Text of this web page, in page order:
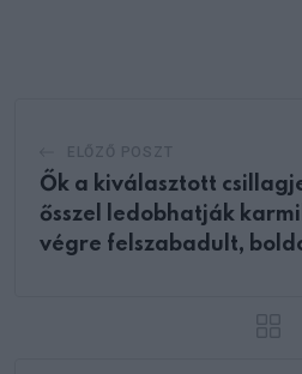
Ők a kiválasztott
ősszel ledobhatják
végre felszabadult,